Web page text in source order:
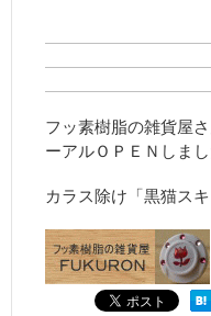
フッ素樹脂の雑貨屋
ーアルＯＰＥＮしまし
カラス除け「黒猫ス